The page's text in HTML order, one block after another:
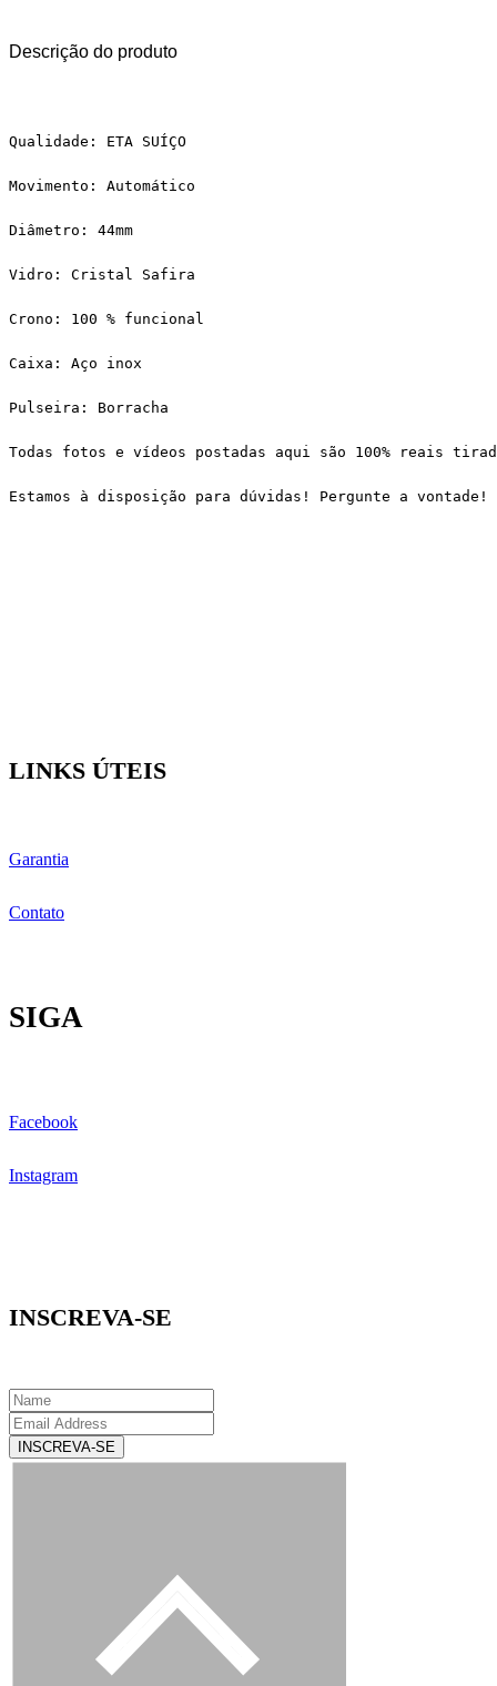
Descrição do produto
Qualidade: ETA SUÍÇO
Movimento: Automático
Diâmetro: 44mm
Vidro: Cristal Safira
Crono: 100 % funcional
Caixa: Aço inox
Pulseira: Borracha
Todas fotos e vídeos postadas aqui são 100% reais
Estamos à disposição para dúvidas! Pergunte a vontade!
LINKS ÚTEIS
Garantia
Contato
SIGA
Facebook
Instagram
INSCREVA-SE
INSCREVA-SE